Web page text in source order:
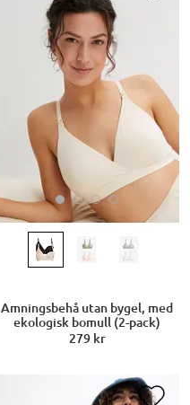
Amningsbehå utan bygel, med
ekologisk bomull (2-pack)
279 kr